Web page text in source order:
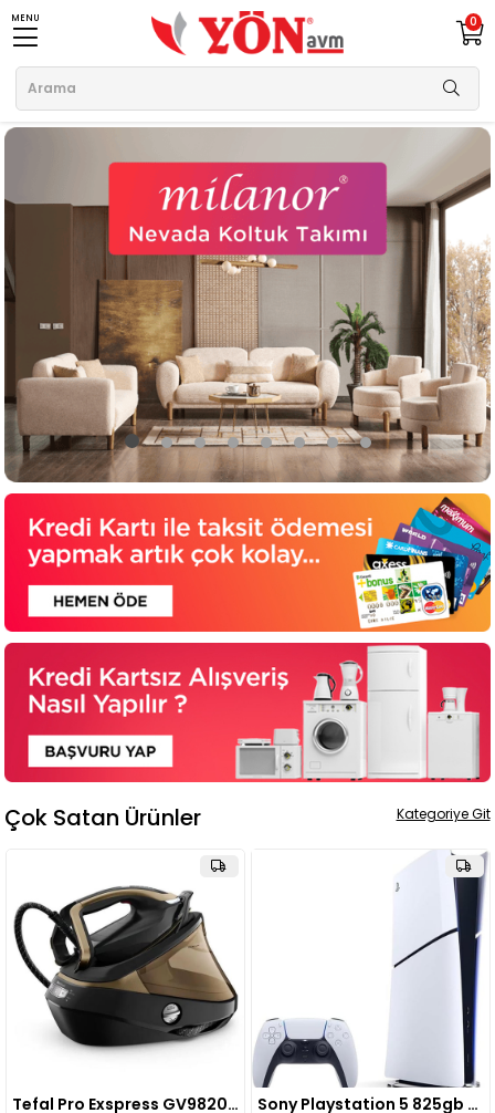
0
MENU
Çok Satan Ürünler
Tefal Pro Exspress GV9820 Ütü
Sony Playstation 5 825gb Digital Oyun Konsolu
Kategoriye Git